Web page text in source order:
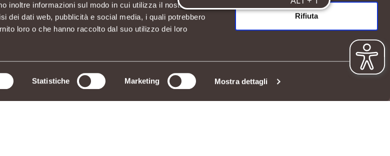
inoltre informazioni sul modo in cui utilizza il nostro sito
dei dati web, pubblicità e social media, i quali potrebbero
loro o che hanno raccolto dal suo utilizzo dei loro
Statistiche Marketing Mostra dettagli
Rifiuta
SERVIZIO CLIENTI
Hai bisogno di aiuto?